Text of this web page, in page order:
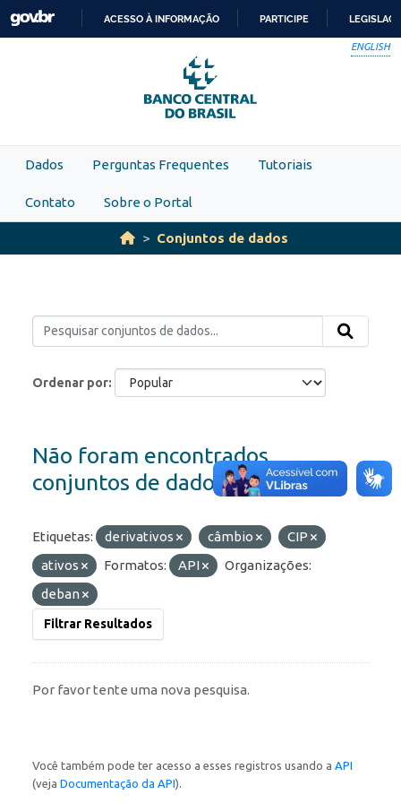
Skip to main content
PARA
O
CONTEÚDO
ACESSO À INFORMAÇÃO PARTICIPE
ENGLISH
Dados Perguntas Frequentes Tutoriais
Contato Sobre o Portal
Conjuntos de dados
Ordenar por
Não foram encontrados
conjuntos de dados
Etiquetas: derivativos câmbio
CIP
ativos
Formatos: API
Organizações:
deban
Filtrar Resultados
Por favor tente uma nova pesquisa.
Você também pode ter acesso a esses registros usando a API
(veja Documentação da API).